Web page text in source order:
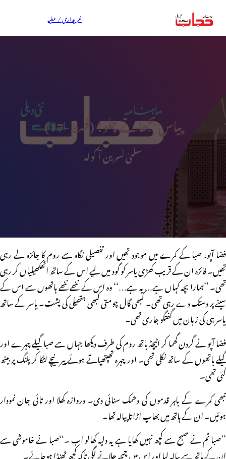
خریداری / عطیہ
پیاس بجھاتے چلو! (قسط-17)
سلمیٰ نسرین آکولہ
فضا آپو، صبا کے کمرے میں موجود تھیں اور تفصیلی نگاہ سے روم کا جائزہ لے رہی
تھیں۔ فائزہ ان کے قریب کھڑی یاسر کو گود میں لیے اس کے ساتھ اٹھکھیلیاں کر رہی
تھی۔ ’’ہمارا بچہ کہاں ہے… یہ ہے…‘‘ وہ اس کے ننھے ننھے ہاتھوں سے اس کے
سینے پر دستک دے رہی تھی۔ کبھی گال چومتی کبھی ہتھیلی کی پشت۔ یاسر کے ساتھ
یاسر ہی کی زبان میں گفتگو جاری تھی۔
فضا آپو نے گردن گھما کر اٹیچڈ باتھ روم کی طرف دیکھا جہاں سے صبا گیلے چہرے اور
گیلے ہاتھوں کے ساتھ نکلی تھی۔ اور چہرہ تھپتھپاتے ہوئے پیر نیچے لٹکا کر پلنگ پر بیٹھ
گئی تھی۔
تبھی کمرے کے باہر قدموں کی دھمک سنائی دی۔ دروازہ کھلا اور تائی جان نمودار
ہوئیں۔ ان کے ہاتھ میں بھاپ اڑاتا پیالہ تھا۔
’’صبا تم نے صبح سے کچھ نہیں کھایا ہے یہ دلیہ کھالو اب ۔‘‘صبا نے خاموشی سے
ان کے ہاتھ سے پیالہ لیا اور اس میں چمچہ چلانے لگی تاکہ کچھ ٹھنڈا ہوجائے۔